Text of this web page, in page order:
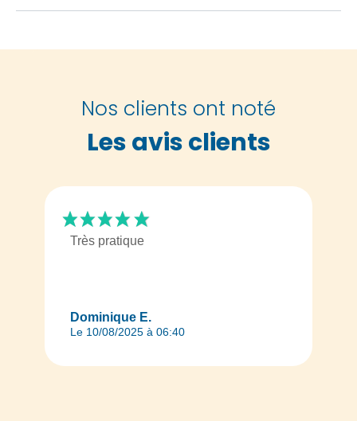
Nos clients ont noté
Les avis clients
Dominique E.
Le 10/08/2025 à 06:40
Très pratique